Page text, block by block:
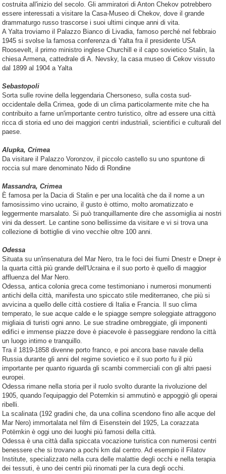
costruita all'inizio del secolo. Gli ammiratori di Anton Chekov potrebbero
essere interessati a visitare la Casa-Museo di Chekov, dove il grande
drammaturgo russo trascorse i suoi ultimi cinque anni di vita.
A Yalta troviamo il Palazzo Bianco di Livadia, famoso perché nel febbraio
1945 si svolse la famosa conferenza di Yalta fra il presidente USA
Roosevelt, il primo ministro inglese Churchill e il capo sovietico Stalin, la
chiesa Armena, cattedrale di A. Nevsky, la casa museo di Cekov vissuto
dal 1899 al 1904 a Yalta
Sebastopoli
Sorta sulle rovine della leggendaria Chersoneso, sulla costa sud-
occidentale della Crimea, gode di un clima particolarmente mite che ha
contribuito a farne un'importante centro turistico, oltre ad essere una città
ricca di storia ed uno dei maggiori centri industriali, scientifici e culturali del
paese.
Alupka, Crimea
Da visitare il Palazzo Voronzov, il piccolo castello su uno spuntone di
roccia sul mare denominato Nido di Rondine
Massandra, Crimea
È famosa per la Dacia di Stalin e per una località che da il nome a un
famosissimo vino ucraino, il gusto è ottimo, molto aromatizzato e
leggermente marsalato. Si può tranquillamente dire che assomiglia ai nostri
vini da dessert. Le cantine sono bellissime da visitare e vi si trova una
collezione di bottiglie di vino vecchie oltre 100 anni.
Odessa
Situata su un'insenatura del Mar Nero, tra le foci dei fiumi Dnestr e Dnepr è
la quarta città più grande dell'Ucraina e il suo porto è quello di maggior
affluenza del Mar Nero.
Odessa, antica colonia greca come testimoniano i numerosi monumenti
antichi della città, manifesta uno spiccato stile mediterraneo, che più si
avvicina a quello delle città costiere di Italia e Francia. Il suo clima
temperato, le sue acque calde e le spiagge sempre soleggiate attraggono
migliaia di turisti ogni anno. Le sue stradine ombreggiate, gli imponenti
edifici e immense piazze dove è piacevole è passeggiare rendono la città
un luogo intimo e tranquillo.
Tra il 1819-1858 divenne porto franco, e poi ancora base navale della
Russia durante gli anni del regime sovietico e il suo porto fu il più
importante per quanto riguarda gli scambi commerciali con gli altri paesi
europei.
Odessa rimane nella storia per il ruolo svolto durante la rivoluzione del
1905, quando l'equipaggio del Potemkin si ammutinò e appoggiò gli operai
ribelli.
La scalinata (192 gradini che, da una collina scendono fino alle acque del
Mar Nero) immortalata nel film di Eisenstein del 1925, La corazzata
Potëmkin è oggi uno dei luoghi più famosi della città.
Odessa è una città dalla spiccata vocazione turistica con numerosi centri
benessere che si trovano a pochi km dal centro. Ad esempio il Filatov
Institute, specializzato nella cura delle malattie degli occhi e nella terapia
dei tessuti, è uno dei centri più rinomati per la cura degli occhi.